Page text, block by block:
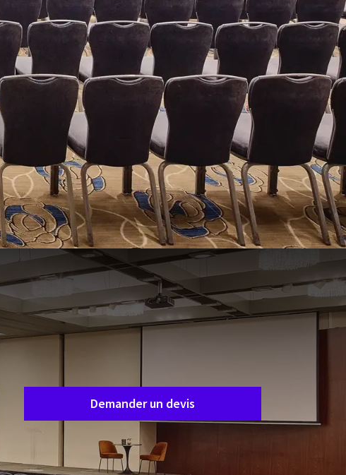
Demande de salle
Demandez un devis facilement et sans
Demander un devis